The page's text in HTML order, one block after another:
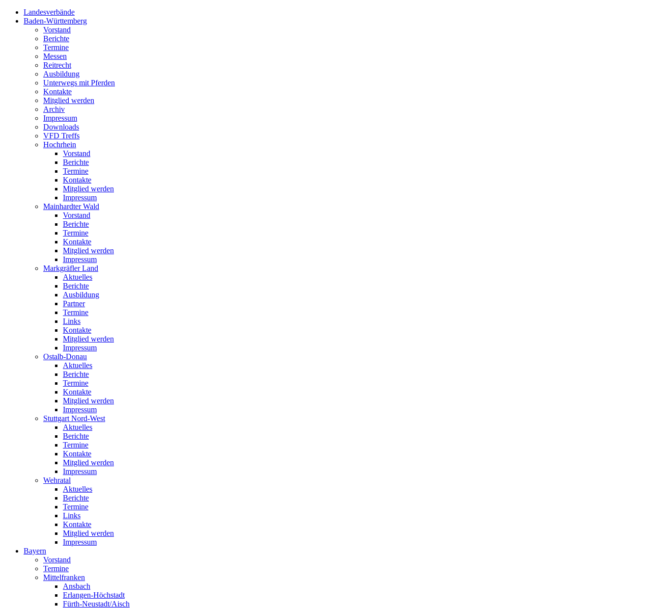
Landesverbände
Baden-Württemberg
Vorstand
Berichte
Termine
Messen
Reitrecht
Ausbildung
Unterwegs mit Pferden
Kontakte
Mitglied werden
Archiv
Impressum
Downloads
VFD Treffs
Hochrhein
Vorstand
Berichte
Termine
Kontakte
Mitglied werden
Impressum
Mainhardter Wald
Vorstand
Berichte
Termine
Kontakte
Mitglied werden
Impressum
Markgräfler Land
Aktuelles
Berichte
Ausbildung
Partner
Termine
Links
Kontakte
Mitglied werden
Impressum
Ostalb-Donau
Aktuelles
Berichte
Termine
Kontakte
Mitglied werden
Impressum
Stuttgart Nord-West
Aktuelles
Berichte
Termine
Kontakte
Mitglied werden
Impressum
Wehratal
Aktuelles
Berichte
Termine
Links
Kontakte
Mitglied werden
Impressum
Bayern
Vorstand
Termine
Mittelfranken
Ansbach
Erlangen-Höchstadt
Fürth-Neustadt/Aisch